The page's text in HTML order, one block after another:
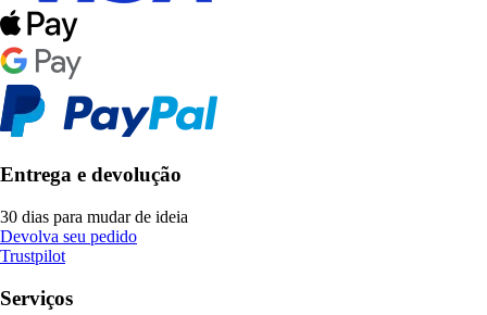
Entrega e devolução
30 dias para mudar de ideia
Devolva seu pedido
Trustpilot
Serviços